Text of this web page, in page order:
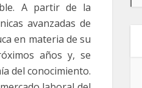
A partir de la
avanzadas de
en materia de su
años y, se
del conocimiento.